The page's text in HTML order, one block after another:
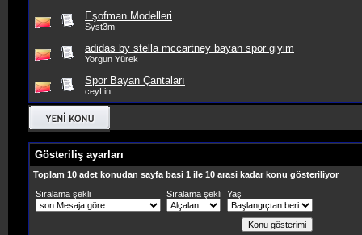
Eşofman Modelleri
Syst3m
adidas by stella mccartney bayan spor giyim
Yorgun Yürek
Spor Bayan Çantaları
ceyLin
Gösteriliş ayarları
Toplam 10 adet konudan sayfa basi 1 ile 10 arasi kadar konu gösteriliyor
Sıralama şekli
Sıralama şekli Yaş